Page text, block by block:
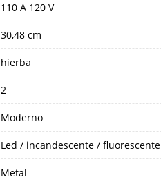
110 A 120 V
30,48 cm
hierba
2
Moderno
Led / incandescente / fluorescente
Metal